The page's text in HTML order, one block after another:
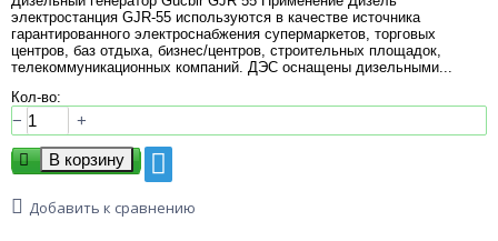
электростанция GJR-55 используются в качестве источника
гарантированного электроснабжения супермаркетов, торговых
центров, баз отдыха, бизнес/центров, строительных площадок,
телекоммуникационных компаний. ДЭС оснащены дизельными...
Кол-во:
− +
Добавить к сравнению